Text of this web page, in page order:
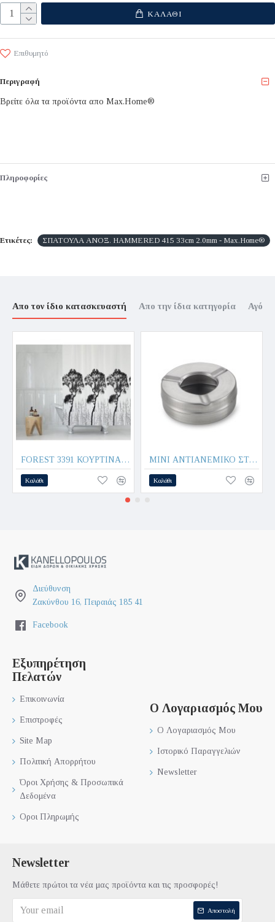
ΚΑΛΆΘΙ
Επιθυμητό
Περιγραφή
Βρείτε όλα τα προϊόντα απο Max.Home®
Πληροφορίες
Ετικέτες: ΣΠΑΤΟΥΛΑ ΑΝΟΞ. HAMMERED 415 33cm 2.0mm - Max.Home®
Απο τον ίδιο κατασκευαστή Απο την ίδια κατηγορία
FOREST 3391 ΚΟΥΡΤΙΝΑ ΜΠΑΝΙΟΥ 180x200cm 100% POLYESTER - MAX HOME®
Καλάθι
MINI ΑΝΤΙΑΝΕΜΙΚΟ ΣΤΑΧΤΟΔΟΧΕΙΟ Φ9,5cm ΑΝΟΞΕΙΔΩΤΟ 508159 - Max.Home®
Καλάθι
Διεύθυνση
Ζακύνθου 16, Πειραιάς 185 41
Facebook
Εξυπηρέτηση
Πελατών
Επικοινωνία
Επιστροφές
Site Map
Πολιτική Απορρήτου
Όροι Χρήσης & Προσωπικά
Δεδομένα
Οροι Πληρωμής
Ο Λογαριασμός Μου
Ο Λογαριασμός Μου
Ιστορικό Παραγγελιών
Newsletter
Newsletter
Μάθετε πρώτοι τα νέα μας προϊόντα και τις προσφορές!
Αποστολή